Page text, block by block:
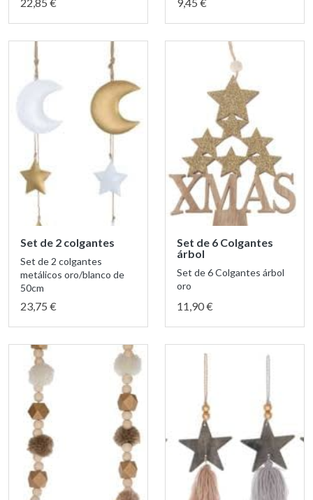
22,85 € 9,45 €
Set de 2 colgantes
Set de 2 colgantes
metálicos oro/blanco de
50cm
23,75 €
Set de 6 Colgantes
árbol
Set de 6 Colgantes árbol
oro
11,90 €